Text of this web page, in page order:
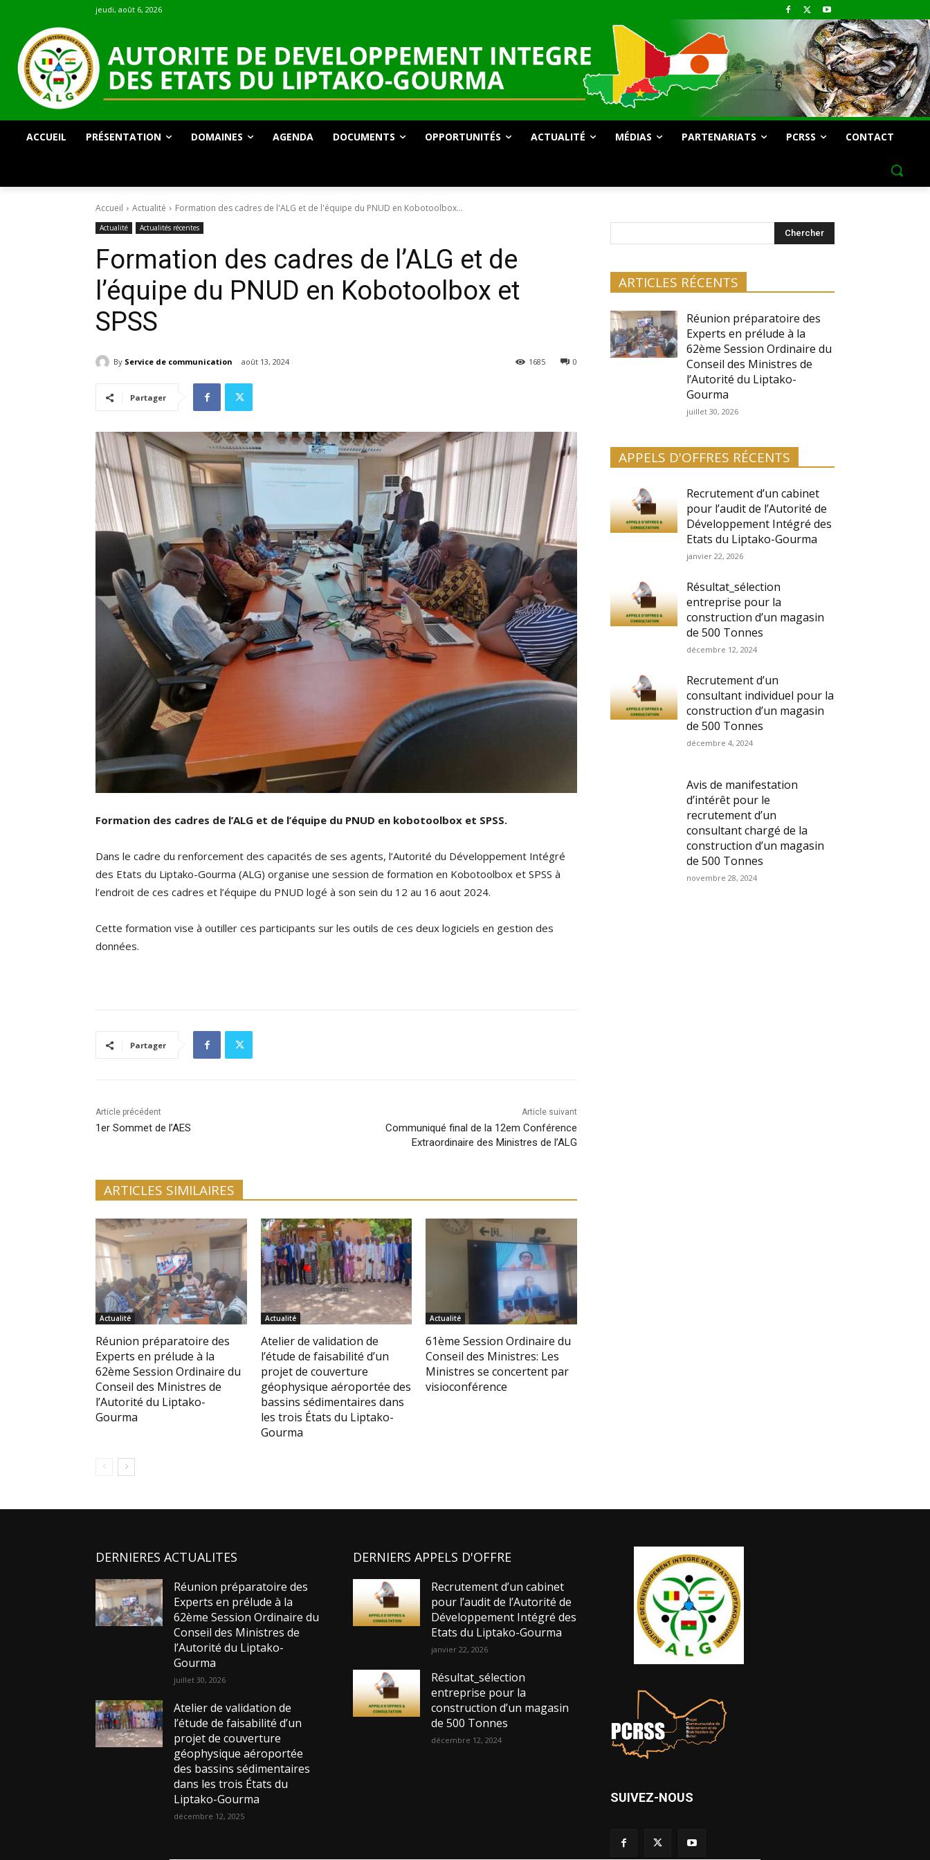
jeudi, août 6, 2026
ACCUEIL PRÉSENTATION DOMAINES AGENDA DOCUMENTS OPPORTUNITÉS ACTUALITÉ MÉDIAS PARTENARIATS PCRSS CONTACT
Accueil Actualité Formation des cadres de l'ALG et de l'équipe du PNUD en Kobotoolbox...
Actualité Actualités récentes
Formation des cadres de l’ALG et de
l’équipe du PNUD en Kobotoolbox et
SPSS
By Service de communication août 13, 2024 0
1685
Partager
Formation des cadres de l’ALG et de l’équipe du PNUD en kobotoolbox et SPSS.
Dans le cadre du renforcement des capacités de ses agents, l’Autorité du Développement Intégré
des Etats du Liptako-Gourma (ALG) organise une session de formation en Kobotoolbox et SPSS à
l’endroit de ces cadres et l’équipe du PNUD logé à son sein du 12 au 16 aout 2024.
Cette formation vise à outiller ces participants sur les outils de ces deux logiciels en gestion des
données.
Partager
Article précédent
1er Sommet de l’AES
Article suivant
Communiqué final de la 12em Conférence
Extraordinaire des Ministres de l’ALG
ARTICLES SIMILAIRES
Actualité
Réunion préparatoire des
Experts en prélude à la
62ème Session Ordinaire du
Conseil des Ministres de
l’Autorité du Liptako-
Gourma
Actualité
Atelier de validation de
l’étude de faisabilité d’un
projet de couverture
géophysique aéroportée des
bassins sédimentaires dans
les trois États du Liptako-
Gourma
Actualité
61ème Session Ordinaire du
Conseil des Ministres: Les
Ministres se concertent par
visioconférence
Chercher
ARTICLES RÉCENTS
Réunion préparatoire des
Experts en prélude à la
62ème Session Ordinaire du
Conseil des Ministres de
l’Autorité du Liptako-
Gourma
juillet 30, 2026
APPELS D'OFFRES RÉCENTS
Recrutement d’un cabinet
pour l’audit de l’Autorité de
Développement Intégré des
Etats du Liptako-Gourma
janvier 22, 2026
Résultat_sélection
entreprise pour la
construction d’un magasin
de 500 Tonnes
décembre 12, 2024
Recrutement d’un
consultant individuel pour la
construction d’un magasin
de 500 Tonnes
décembre 4, 2024
Avis de manifestation
d’intérêt pour le
recrutement d’un
consultant chargé de la
construction d’un magasin
de 500 Tonnes
novembre 28, 2024
DERNIERES ACTUALITES
Réunion préparatoire des
Experts en prélude à la
62ème Session Ordinaire du
Conseil des Ministres de
l’Autorité du Liptako-
Gourma
juillet 30, 2026
Atelier de validation de
l’étude de faisabilité d’un
projet de couverture
géophysique aéroportée
des bassins sédimentaires
dans les trois États du
Liptako-Gourma
décembre 12, 2025
DERNIERS APPELS D'OFFRE
Recrutement d’un cabinet
pour l’audit de l’Autorité de
Développement Intégré des
Etats du Liptako-Gourma
janvier 22, 2026
Résultat_sélection
entreprise pour la
construction d’un magasin
de 500 Tonnes
décembre 12, 2024
SUIVEZ-NOUS